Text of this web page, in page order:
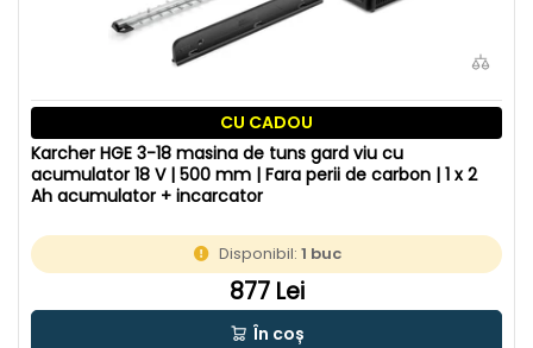
CU CADOU
Karcher HGE 3-18 masina de tuns gard viu cu
acumulator 18 V | 500 mm | Fara perii de carbon | 1 x 2
Ah acumulator + incarcator
Disponibil:1 buc
877 Lei
În coș